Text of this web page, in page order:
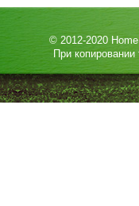
© 2012-2020
При